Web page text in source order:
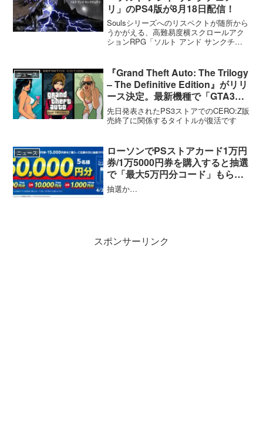
リ」のPS4版が8月18日配信！
Soulsシリーズへのリスペクトが随所から
うかがえる、高難易度横スクロールアク
ションRPG「ソルト アンド サンクチュ
ュアリ どういうゲームシステムか
と...
ニュース
『Grand Theft Auto: The Trilogy
– The Definitive Edition』がリリ
ース決定。最新機種で「GTA3」
など3タイトルがリマスターされ
て登場
先日発表されたPS3ストアでのCERO:Z販
売終了に関係するタイトルが復活です
ニュース
ローソンでPSストアカード1万円
券/1万5000円券を購入すると抽選
で「最大5万円分コード」もらえ
るキャンペーンが開催中【5/6ま
で】
抽選か…
スポンサーリンク